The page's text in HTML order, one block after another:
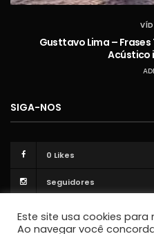
Gusttavo Lima –
Acústico
SIGA-NOS
0 Likes
Seguidores
Este site usa cookies para
Ao navegar você